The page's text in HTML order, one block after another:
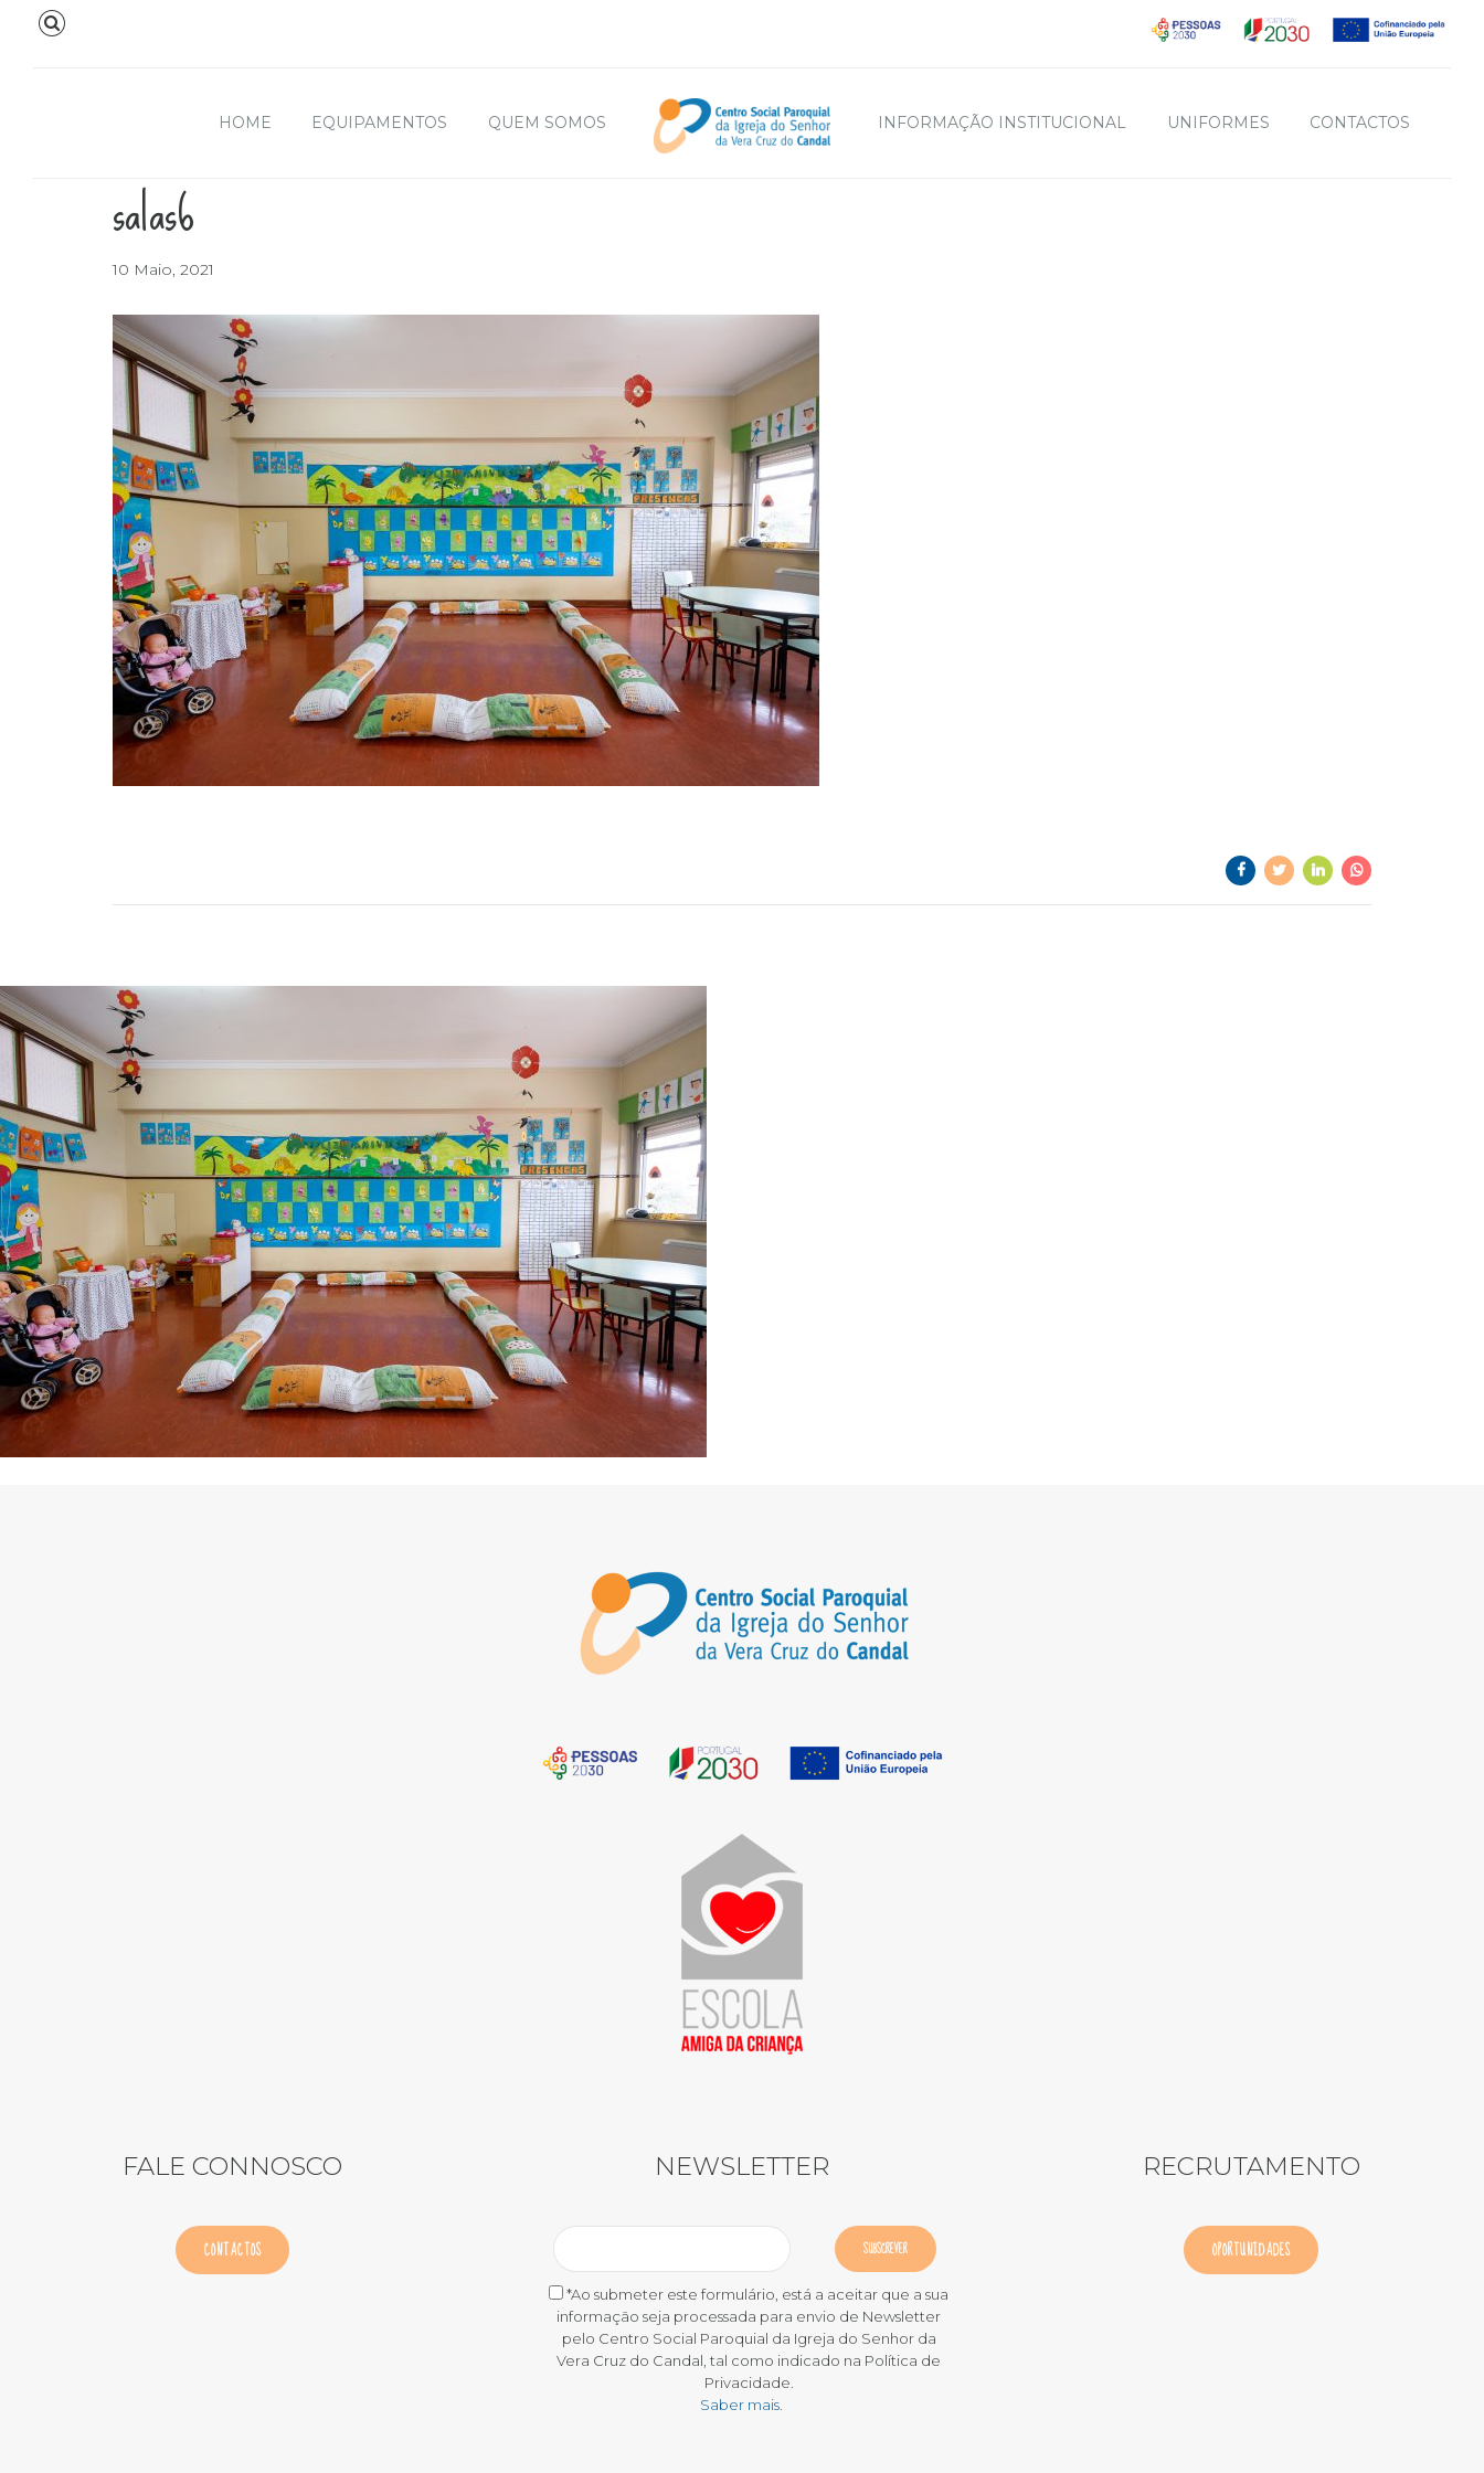
HOME EQUIPAMENTOS QUEM SOMOS INFORMAÇÃO INSTITUCIONAL UNIFORMES CONTACTOS
salas6
10 Maio, 2021
FALE CONNOSCO
CONTACTOS
NEWSLETTER
*Ao submeter este formulário, está a aceitar que a sua
informação seja processada para envio de Newsletter
pelo Centro Social Paroquial da Igreja do Senhor da
Vera Cruz do Candal, tal como indicado na Política de
Privacidade.
Saber mais.
RECRUTAMENTO
OPORTUNIDADES